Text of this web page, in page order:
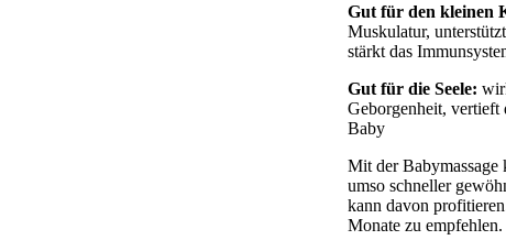
Gut für den kleinen
Muskulatur,
stärkt das
Gut für die Seele:
Geborgenheit,
Baby
Mit der Babymassage
umso schneller
kann davon
Monate zu empfehlen.